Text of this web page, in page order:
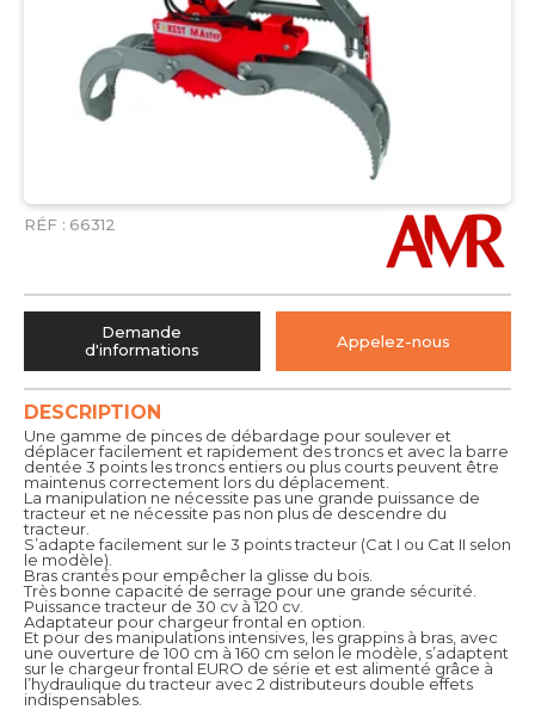
RÉF : 66312
DESCRIPTION
Une gamme de pinces de débardage pour soulever et
déplacer facilement et rapidement des troncs et avec la barre
dentée 3 points les troncs entiers ou plus courts peuvent être
maintenus correctement lors du déplacement.
La manipulation ne nécessite pas une grande puissance de
tracteur et ne nécessite pas non plus de descendre du
tracteur.
S’adapte facilement sur le 3 points tracteur (Cat I ou Cat II selon
le modèle).
Bras crantés pour empêcher la glisse du bois.
Très bonne capacité de serrage pour une grande sécurité.
Puissance tracteur de 30 cv à 120 cv.
Adaptateur pour chargeur frontal en option.
Et pour des manipulations intensives, les grappins à bras, avec
une ouverture de 100 cm à 160 cm selon le modèle, s’adaptent
sur le chargeur frontal EURO de série et est alimenté grâce à
l’hydraulique du tracteur avec 2 distributeurs double effets
indispensables.
Demande
d'informations
Appelez-nous